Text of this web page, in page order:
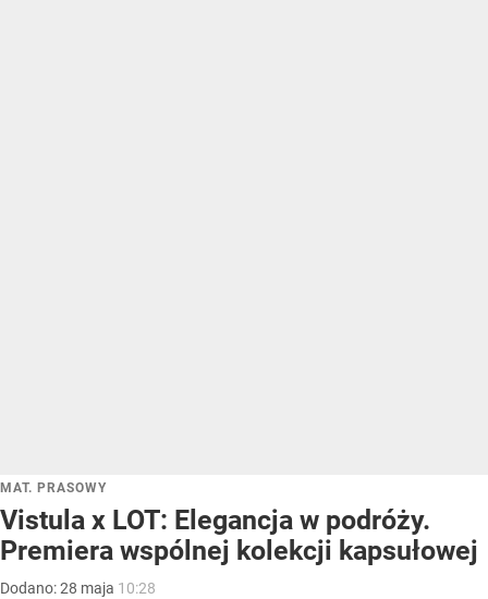
MAT. PRASOWY
Vistula x LOT: Elegancja w podróży.
Premiera wspólnej kolekcji kapsułowej
Dodano:28 maja 10:28